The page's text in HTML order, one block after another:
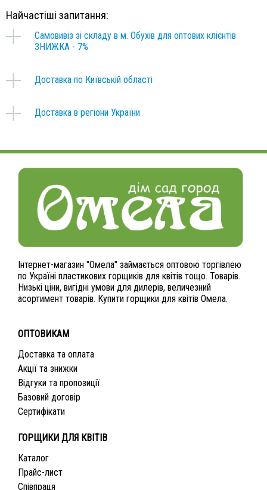
Найчастіші запитання:
Самовивіз зі складу в м. Обухів для оптових клієнтів
ЗНИЖКА - 7%
Доставка по Київській області
Доставка в регіони України
Інтернет-магазин "Омела" займається оптовою торгівлею
по Україні пластикових горщиків для квітів тощо. Товарів.
Низькі ціни, вигідні умови для дилерів, величезний
асортимент товарів. Купити горщики для квітів Омела.
ОПТОВИКАМ
Доставка та оплата
Акції та знижки
Відгуки та пропозиції
Базовий договір
Сертифікати
ГОРЩИКИ ДЛЯ КВІТІВ
Каталог
Прайс-лист
Співпраця